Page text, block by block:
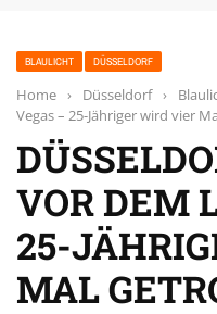
BLAULICHT DÜSSELDORF
Home › Düsseldorf ›
Vegas – 25-Jähriger wird vier
VOR DEM
25-
MAL